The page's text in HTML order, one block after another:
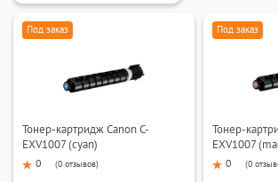
Под заказ
Тонер-картридж Canon C-
EXV1007 (cyan)
0 (0 отзывов)
Под заказ
Тонер-
EXV1007
0 (0